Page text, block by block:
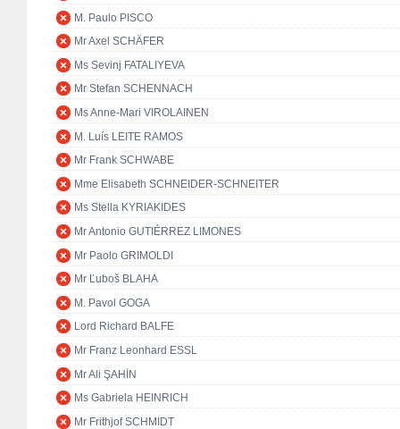
M. Paulo PISCO
Mr Axel SCHÄFER
Ms Sevinj FATALIYEVA
Mr Stefan SCHENNACH
Ms Anne-Mari VIROLAINEN
M. Luís LEITE RAMOS
Mr Frank SCHWABE
Mme Elisabeth SCHNEIDER-SCHNEITER
Ms Stella KYRIAKIDES
Mr Antonio GUTIÉRREZ LIMONES
Mr Paolo GRIMOLDI
Mr Ľuboš BLAHA
M. Pavol GOGA
Lord Richard BALFE
Mr Franz Leonhard ESSL
Mr Ali ŞAHİN
Ms Gabriela HEINRICH
Mr Frithjof SCHMIDT